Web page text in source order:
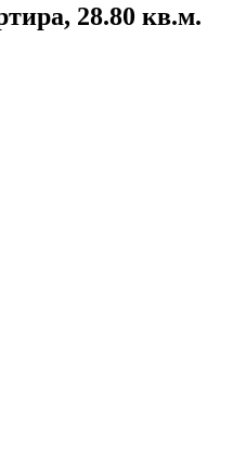
28.80 кв.м.